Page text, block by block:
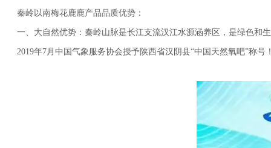
秦岭以南梅花鹿鹿产品品质优势：
一、大自然优势：秦岭山脉是长江支流汉江水源涵养区，是绿色和
2019年7月中国气象服务协会授予陕西省汉阴县“中国天然氧吧”称号